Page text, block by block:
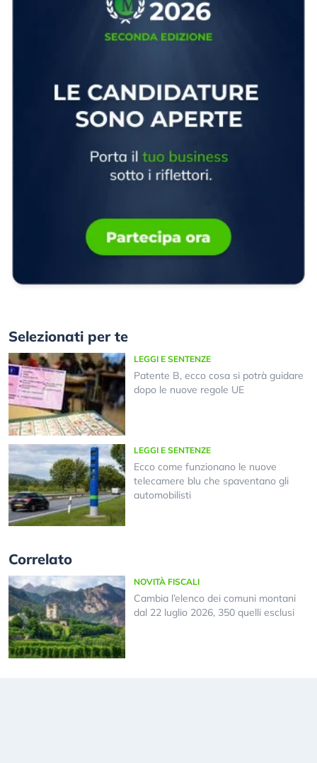
Selezionati per te
LEGGI E SENTENZE
Patente B, ecco cosa si potrà guidare
dopo le nuove regole UE
LEGGI E SENTENZE
Ecco come funzionano le nuove
telecamere blu che spaventano gli
automobilisti
Correlato
NOVITÀ FISCALI
Cambia l’elenco dei comuni montani
dal 22 luglio 2026, 350 quelli esclusi